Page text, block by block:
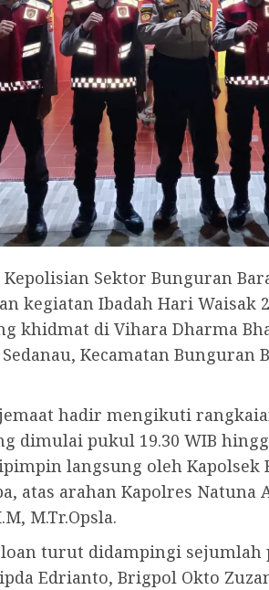
Kepolisian Sektor Bunguran
kegiatan Ibadah Hari Waisak
khidmat di Vihara Dharma
Kecamatan Bunguran
hadir mengikuti
dimulai pukul 19.30 WIB
langsung oleh Kapolsek
atas arahan Kapolres Natuna
M.Tr.Opsla.
turut didampingi sejumlah
Edrianto, Brigpol Okto